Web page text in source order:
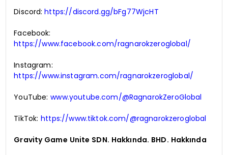
Discord: https://discord.gg/bFg77WjcHT
Facebook:
https://www.facebook.com/ragnarokzeroglobal/
Instagram:
https://www.instagram.com/ragnarokzeroglobal/
YouTube: www.youtube.com/@RagnarokZeroGlobal
TikTok: https://www.tiktok.com/@ragnarokzeroglobal
Gravity Game Unite SDN. Hakkında. BHD. Hakkında